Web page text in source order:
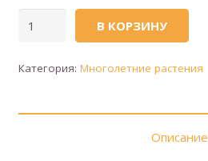
В КОРЗИНУ
Категория: Многолетние растения
Описание